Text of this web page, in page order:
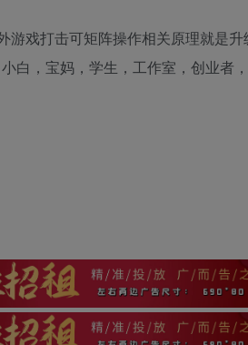
游戏打击可矩阵操作相关原理就是
白，宝妈，学生，工作室，创业者